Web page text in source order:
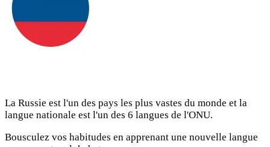
La Russie est l'un des pays les plus vastes du monde et la
langue nationale est l'un des 6 langues de l'ONU.
Bousculez vos habitudes en apprenant une nouvelle langue